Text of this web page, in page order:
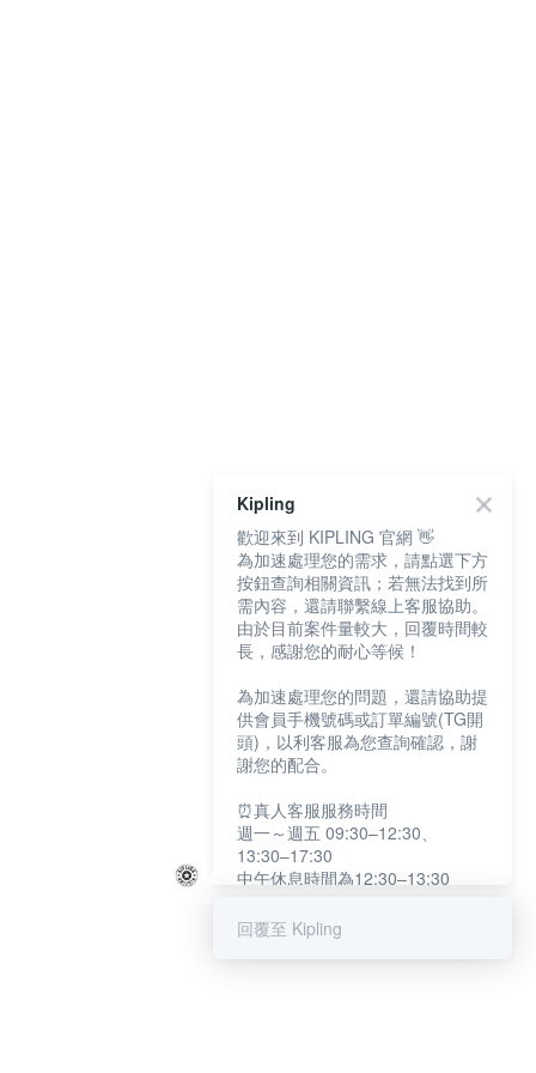
Kipling
歡迎來到 KIPLING 官網 👋
為加速處理您的需求，請點選下方
按鈕查詢相關資訊；若無法找到所
需內容，還請聯繫線上客服協助。
由於目前案件量較大，回覆時間較
長，感謝您的耐心等候！
為加速處理您的問題，還請協助提
供會員手機號碼或訂單編號(TG開
頭)，以利客服為您查詢確認，謝
謝您的配合。
⏰真人客服服務時間
週一～週五 09:30–12:30、
13:30–17:30
中午休息時間為12:30–13:30
提醒您：系統會自動已讀訊息，如
回覆至 Kipling